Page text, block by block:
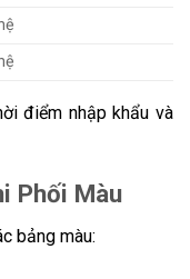
điểm nhập khẩu và
Phối Màu
bảng màu: